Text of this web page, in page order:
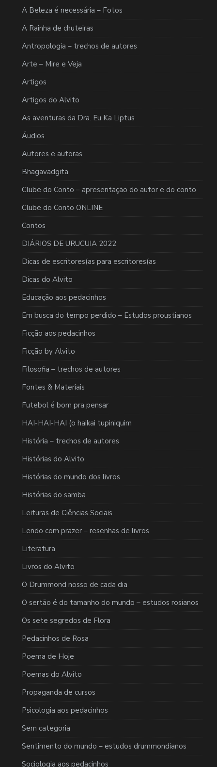
A Beleza é necessária – Fotos
A Rainha de chuteiras
Antropologia – trechos de autores
Arte – Mire e Veja
Artigos
Artigos do Alvito
As aventuras da Dra. Eu Ka Liptus
Áudios
Autores e autoras
Bhagavadgita
Clube do Conto – apresentação do autor e do conto
Clube do Conto ONLINE
Contos
DIÁRIOS DE URUCUIA 2022
Dicas de escritores(as para escritores(as
Dicas do Alvito
Educação aos pedacinhos
Em busca do tempo perdido – Estudos proustianos
Ficção aos pedacinhos
Ficção by Alvito
Filosofia – trechos de autores
Fontes & Materiais
Futebol é bom pra pensar
HAI-HAI-HAI (o haikai tupiniquim
História – trechos de autores
Histórias do Alvito
Histórias do mundo dos livros
Histórias do samba
Leituras de Ciências Sociais
Lendo com prazer – resenhas de livros
Literatura
Livros do Alvito
O Drummond nosso de cada dia
O sertão é do tamanho do mundo – estudos rosianos
Os sete segredos de Flora
Pedacinhos de Rosa
Poema de Hoje
Poemas do Alvito
Propaganda de cursos
Psicologia aos pedacinhos
Sem categoria
Sentimento do mundo – estudos drummondianos
Sociologia aos pedacinhos